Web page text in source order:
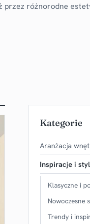
różnorodne
Kategorie
Aranżacja
Inspiracje i
Klasyczne i
Nowoczesne
Trendy i